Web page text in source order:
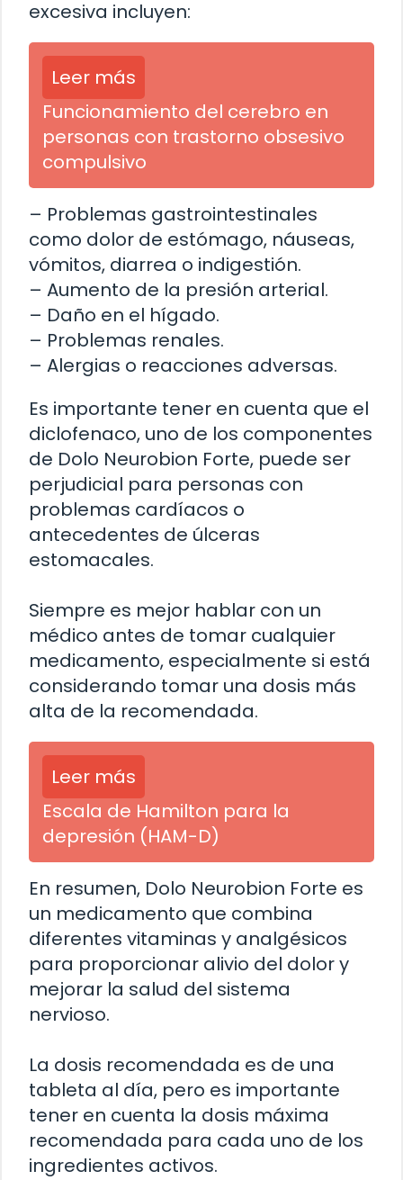
excesiva incluyen:
Leer más
Funcionamiento del cerebro en
personas con trastorno obsesivo
compulsivo
– Problemas gastrointestinales
como dolor de estómago, náuseas,
vómitos, diarrea o indigestión.
– Aumento de la presión arterial.
– Daño en el hígado.
– Problemas renales.
– Alergias o reacciones adversas.
Es importante tener en cuenta que el
diclofenaco, uno de los componentes
de Dolo Neurobion Forte, puede ser
perjudicial para personas con
problemas cardíacos o
antecedentes de úlceras
estomacales.
Siempre es mejor hablar con un
médico antes de tomar cualquier
medicamento, especialmente si está
considerando tomar una dosis más
alta de la recomendada.
Leer más
Escala de Hamilton para la
depresión (HAM-D)
En resumen, Dolo Neurobion Forte es
un medicamento que combina
diferentes vitaminas y analgésicos
para proporcionar alivio del dolor y
mejorar la salud del sistema
nervioso.
La dosis recomendada es de una
tableta al día, pero es importante
tener en cuenta la dosis máxima
recomendada para cada uno de los
ingredientes activos.